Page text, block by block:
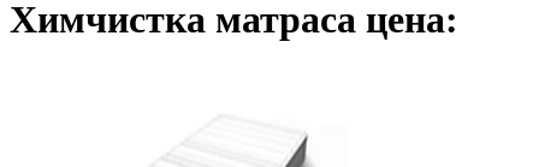
Химчистка матраса цена: